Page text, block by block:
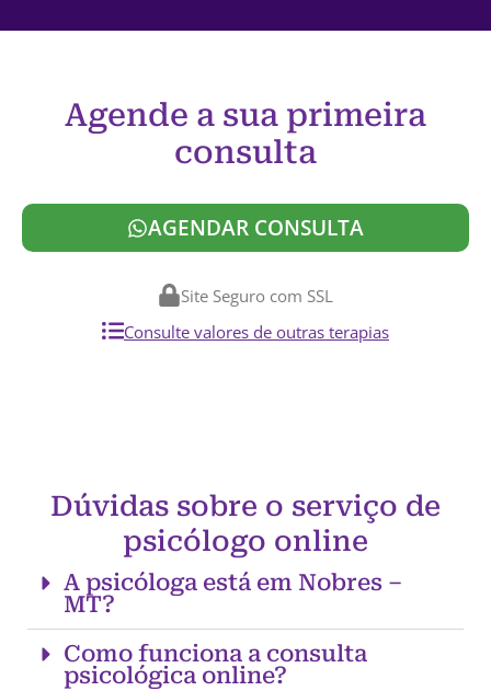
Agende a sua primeira
consulta
AGENDAR CONSULTA
Site Seguro com SSL
Consulte valores de outras terapias
Dúvidas sobre o serviço de
psicólogo online
A psicóloga está em Nobres –
MT?
Como funciona a consulta
psicológica online?